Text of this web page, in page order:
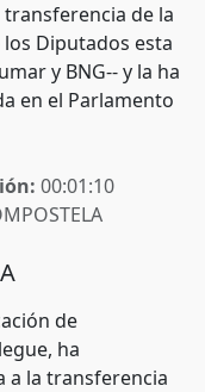
de la
Diputados esta
y BNG-- y la ha
en el Parlamento
00:01:10
de
ha
a la transferencia